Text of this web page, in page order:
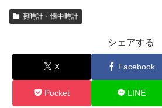
腕時計・懐中時計
シェアする
X Facebook
Pocket LINE